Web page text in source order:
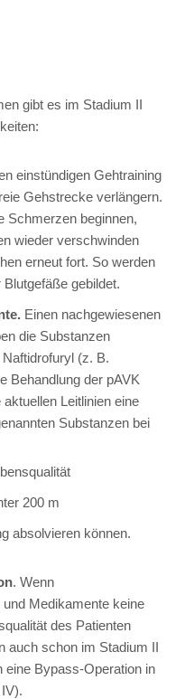
gibt es im Stadium II
einstündigen Gehtraining
Gehstrecke verlängern.
Schmerzen beginnen,
wieder verschwinden
erneut fort. So werden
gebildet.
Einen nachgewiesenen
die Substanzen
Naftidrofuryl (z. B.
Behandlung der pAVK
Leitlinien eine
Substanzen bei
200 m
absolvieren können.
. Wenn
Medikamente keine
des Patienten
auch schon im Stadium II
eine Bypass-Operation in